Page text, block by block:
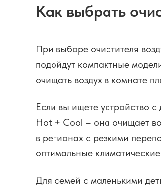
Как выбрать
При выборе очистителя
подойдут компактные
очищать воздух в комнате
Если вы ищете устройство
Hot + Cool – она очищает
в регионах с резкими
оптимальные
Для семей с маленькими